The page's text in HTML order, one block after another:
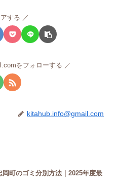
する
をフォローする
kitahub.info@gmail.com
岡町のゴミ分別方法｜2025年度最